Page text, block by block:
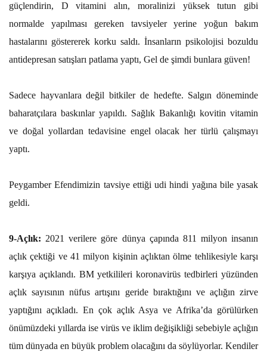
güçlendirin, D vitamini alın, moralinizi yüksek tutun gibi
normalde yapılması gereken tavsiyeler yerine yoğun bakım
hastalarını göstererek korku saldı. İnsanların psikolojisi bozuldu
antidepresan satışları patlama yaptı, Gel de şimdi bunlara güven!
Sadece hayvanlara değil bitkiler de hedefte. Salgın döneminde
baharatçılara baskınlar yapıldı. Sağlık Bakanlığı kovitin vitamin
ve doğal yollardan tedavisine engel olacak her türlü çalışmayı
yaptı.
Peygamber Efendimizin tavsiye ettiği udi hindi yağına bile yasak
geldi.
9-Açlık: 2021 verilere göre dünya çapında 811 milyon insanın
açlık çektiği ve 41 milyon kişinin açlıktan ölme tehlikesiyle karşı
karşıya açıklandı. BM yetkilileri koronavirüs tedbirleri yüzünden
açlık sayısının nüfus artışını geride bıraktığını ve açlığın zirve
yaptığını açıkladı. En çok açlık Asya ve Afrika’da görülürken
önümüzdeki yıllarda ise virüs ve iklim değişikliği sebebiyle açlığın
tüm dünyada en büyük problem olacağını da söylüyorlar. Kendiler